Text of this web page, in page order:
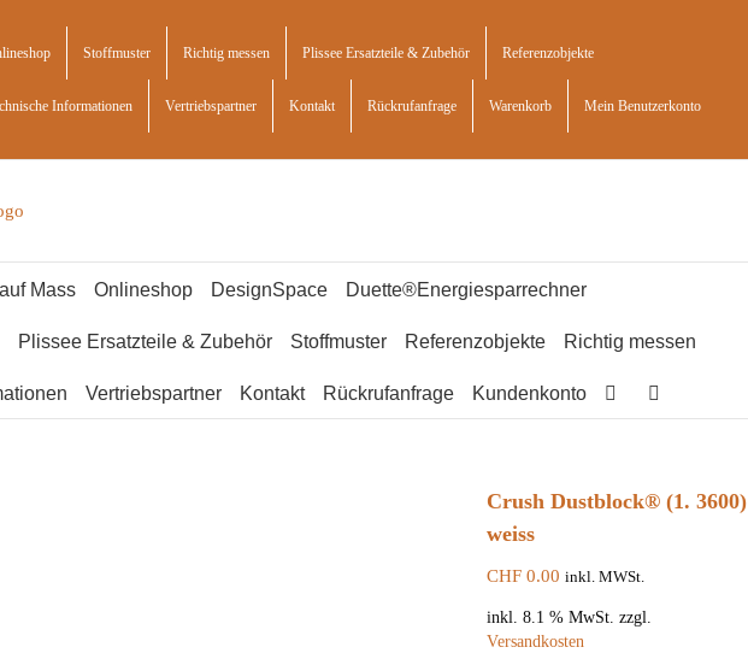
Stoffmuster Richtig messen Plissee Ersatzteile & Zubehör Referenzobjekte
Informationen Vertriebspartner Kontakt Rückrufanfrage Warenkorb Mein Benutzerkonto
Mass Onlineshop DesignSpace Duette®Energiesparrechner
Plissee Ersatzteile & Zubehör Stoffmuster Referenzobjekte Richtig messen
Vertriebspartner Kontakt Rückrufanfrage Kundenkonto
Crush Dustblock® (1. 3600)
weiss
CHF0.00 inkl. MWSt.
inkl. 8.1 % MwSt. zzgl.
Versandkosten